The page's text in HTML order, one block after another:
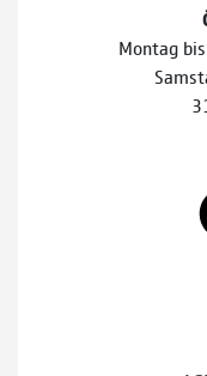
Montag